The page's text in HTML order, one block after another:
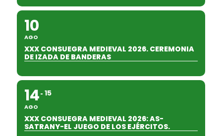
10
AGO
XXX CONSUEGRA MEDIEVAL 2026. CEREMONIA
DE IZADA DE BANDERAS
14
AGO
15
XXX CONSUEGRA MEDIEVAL 2026: AS-
SATRANY-EL JUEGO DE LOS EJÉRCITOS.